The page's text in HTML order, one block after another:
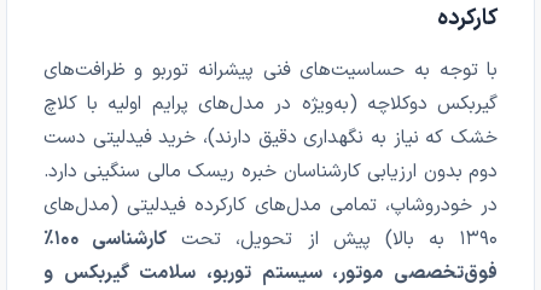
کارکرده
با توجه به حساسیت‌های فنی پیشرانه توربو و ظرافت‌های
گیربکس دوکلاچه (به‌ویژه در مدل‌های پرایم اولیه با کلاچ
خشک که نیاز به نگهداری دقیق دارند)، خرید فیدلیتی دست
دوم بدون ارزیابی کارشناسان خبره ریسک مالی سنگینی دارد.
در خودروشاپ، تمامی مدل‌های کارکرده فیدلیتی (مدل‌های
۱۳۹۰ به بالا) پیش از تحویل، تحت
کارشناسی ۱۰۰٪
فوق‌تخصصی موتور، سیستم توربو، سلامت گیربکس و